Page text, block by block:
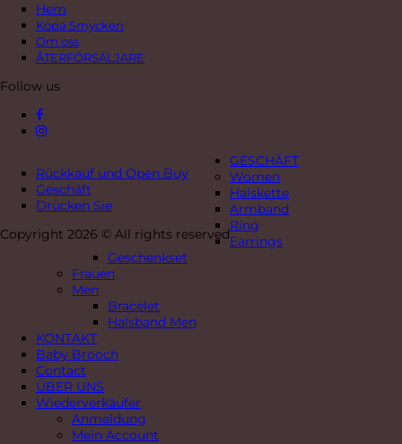
Hem
Köpa Smycken
Om oss
ÅTERFÖRSÄLJARE
Follow us
Rückkauf und Open Buy
Geschäft
Drücken Sie
Copyright 2026 © All rights reserved
GESCHÄFT
Women
Halskette
Armband
Ring
Earrings
Geschenkset
Frauen
Men
Bracelet
Halsband Men
KONTAKT
Baby Brooch
Contact
ÜBER UNS
Wiederverkäufer
Anmeldung
Mein Account